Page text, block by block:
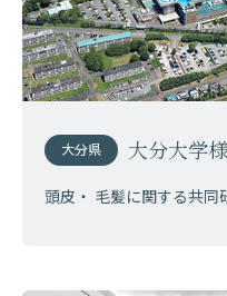
大分県 大分大学様
頭皮・ 毛髪に関する共同